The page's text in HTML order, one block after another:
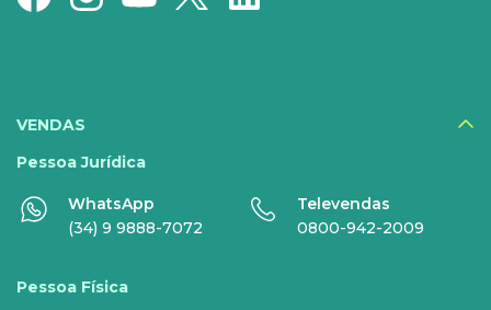
DIGITAIS
Disney+
Nomo Music
Sky+
VENDAS
Pessoa Jurídica
WhatsApp
(34) 9 9888-7072
Televendas
0800-942-2009
Pessoa Física